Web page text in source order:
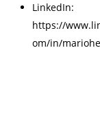
LinkedIn:
https://
om/in/